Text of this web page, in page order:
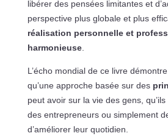
libérer des pensées limitantes et
perspective plus globale et plus
réalisation personnelle et
harmonieuse.
L’écho mondial de ce livre
qu’une approche basée sur des
peut avoir sur la vie des gens,
des entrepreneurs ou simplement
d’améliorer leur quotidien.